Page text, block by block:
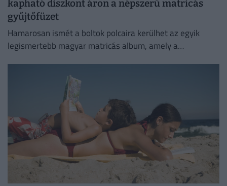
kapható diszkont áron a népszerű matricás
gyűjtőfüzet
Hamarosan ismét a boltok polcaira kerülhet az egyik
legismertebb magyar matricás album, amely a